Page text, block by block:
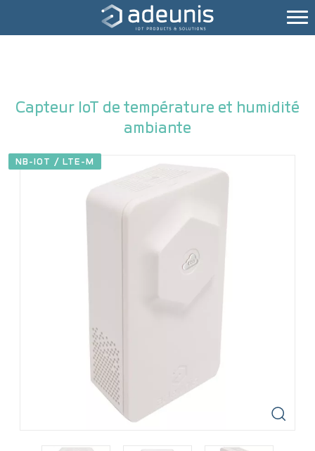
Capteur IoT de température et humidité
ambiante
NB-IOT / LTE-M